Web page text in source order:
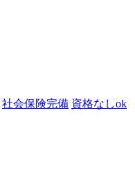
社会保険完備 資格なしok